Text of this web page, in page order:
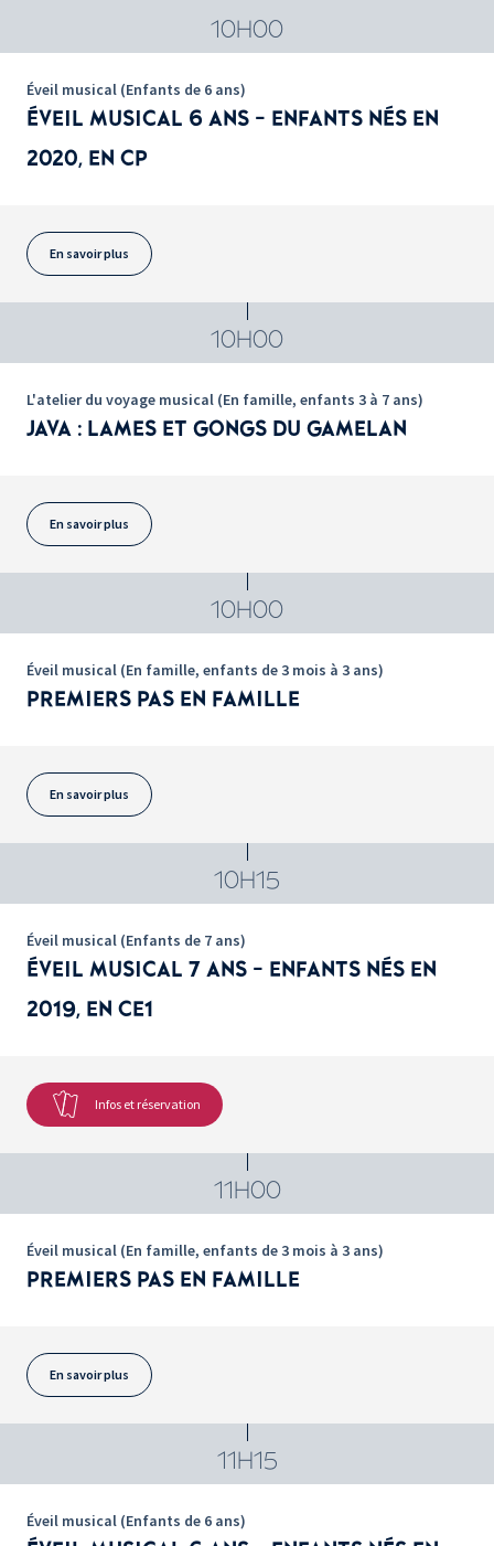
10H00
Éveil musical (Enfants de 6 ans)
ÉVEIL MUSICAL 6 ANS - ENFANTS NÉS EN
2020, EN CP
En savoir plus
10H00
L'atelier du voyage musical (En famille, enfants 3 à 7 ans)
JAVA : LAMES ET GONGS DU GAMELAN
En savoir plus
10H00
Éveil musical (En famille, enfants de 3 mois à 3 ans)
PREMIERS PAS EN FAMILLE
En savoir plus
10H15
Éveil musical (Enfants de 7 ans)
ÉVEIL MUSICAL 7 ANS - ENFANTS NÉS EN
2019, EN CE1
Infos et réservation
11H00
Éveil musical (En famille, enfants de 3 mois à 3 ans)
PREMIERS PAS EN FAMILLE
En savoir plus
11H15
Éveil musical (Enfants de 6 ans)